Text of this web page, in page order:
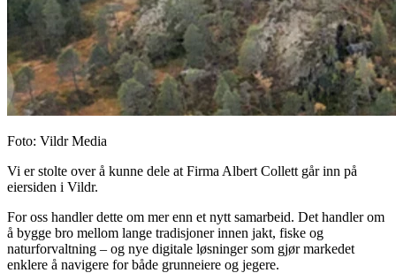
Foto: Vildr Media
Vi er stolte over å kunne dele at Firma Albert Collett går inn på
eiersiden i Vildr.
For oss handler dette om mer enn et nytt samarbeid. Det handler om
å bygge bro mellom lange tradisjoner innen jakt, fiske og
naturforvaltning – og nye digitale løsninger som gjør markedet
enklere å navigere for både grunneiere og jegere.